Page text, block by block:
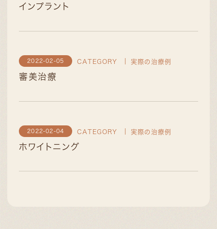
インプラント
2022-02-05 CATEGORY 実際の治療例
審美治療
2022-02-04 CATEGORY 実際の治療例
ホワイトニング